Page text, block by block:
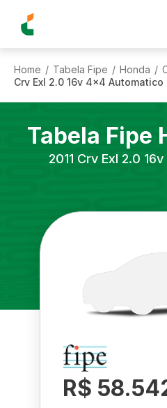
Home / Tabela Fipe / Honda /
Crv Exl 2.0 16v 4x4 Automatico
Tabela Fipe
2011 Crv Exl 2.0
R$